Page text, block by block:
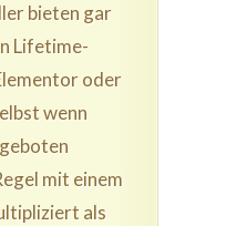
bieten gar
Lifetime-
oder
wenn
mit einem
als